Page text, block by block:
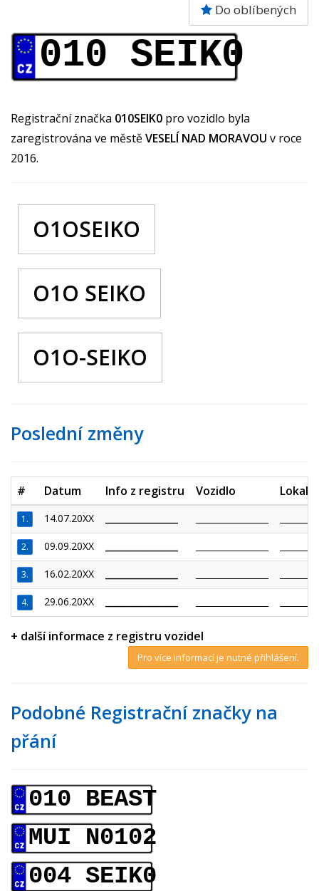
Do oblíbených
010 SEIK0
Registrační značka 010SEIK0 pro vozidlo byla
zaregistrována ve městěVESELÍ NAD MORAVOU v roce
2016.
O1OSEIKO
O1O SEIKO
O1O-SEIKO
Poslední změny
# Datum Info z registru Vozidlo
1. 14.07.20XX
2. 09.09.20XX
3. 16.02.20XX
4. 29.06.20XX
+ další informace z registru vozidel
Pro více informací je nutné přihlášení.
Podobné Registrační značky na
přání
010 BEAST
MUI N0102
004 SEIK0